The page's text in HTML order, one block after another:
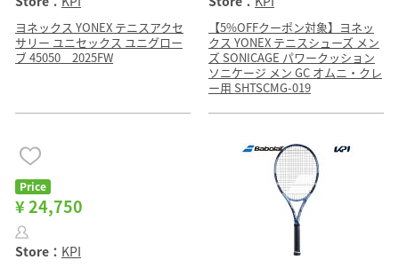
ヨネックス YONEX テニスアクセ
サリー ユニセックス ユニグロー
ブ 45050 2025FW
【5%OFFクーポン対象】ヨネッ
クス YONEX テニスシューズ メン
ズ SONICAGE パワークッション
ソニケージ メン GC オムニ・クレ
ー用 SHTSCMG-019
Price
¥ 24,750
Store： KPI